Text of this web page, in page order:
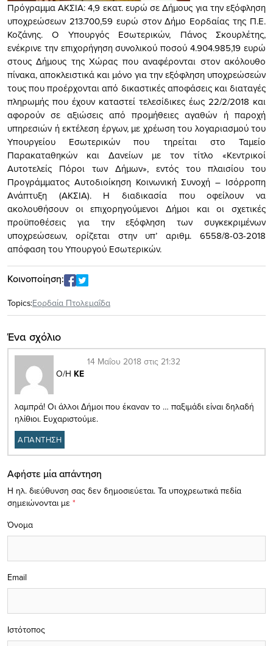
Πρόγραμμα ΑΚΣΙΑ: 4,9 εκατ. ευρώ σε Δήμους για την εξόφληση
υποχρεώσεων 213.700,59 ευρώ στον Δήμο Εορδαίας της Π.Ε.
Κοζάνης. Ο Υπουργός Εσωτερικών, Πάνος Σκουρλέτης,
ενέκρινε την επιχορήγηση συνολικού ποσού 4.904.985,19 ευρώ
στους Δήμους της Χώρας που αναφέρονται στον ακόλουθο
πίνακα, αποκλειστικά και μόνο για την εξόφληση υποχρεώσεών
τους που προέρχονται από δικαστικές αποφάσεις και διαταγές
πληρωμής που έχουν καταστεί τελεσίδικες έως 22/2/2018 και
αφορούν σε αξιώσεις από προμήθειες αγαθών ή παροχή
υπηρεσιών ή εκτέλεση έργων, με χρέωση του λογαριασμού του
Υπουργείου Εσωτερικών που τηρείται στο Ταμείο
Παρακαταθηκών και Δανείων με τον τίτλο «Κεντρικοί
Αυτοτελείς Πόροι των Δήμων», εντός του πλαισίου του
Προγράμματος Αυτοδιοίκηση Κοινωνική Συνοχή – Ισόρροπη
Ανάπτυξη (ΑΚΣΙΑ). Η διαδικασία που οφείλουν να
ακολουθήσουν οι επιχορηγούμενοι Δήμοι και οι σχετικές
προϋποθέσεις για την εξόφληση των συγκεκριμένων
υποχρεώσεων, ορίζεται στην υπ’ αριθμ. 6558/8-03-2018
απόφαση του Υπουργού Εσωτερικών.
Κοινοποίηση:
Topics:Εορδαία Πτολεμαΐδα
Ένα σχόλιο
Ο/Η ΚΕ
14 Μαΐου 2018 στις 21:32
λαμπρά! Οι άλλοι Δήμοι που έκαναν το … παξιμάδι είναι δηλαδή
ηλίθιοι. Ευχαριστούμε.
ΑΠΑΝΤΗΣΗ
Αφήστε μία απάντηση
Η ηλ. διεύθυνση σας δεν δημοσιεύεται. Τα υποχρεωτικά πεδία
σημειώνονται με *
Όνομα
Email
Ιστότοπος